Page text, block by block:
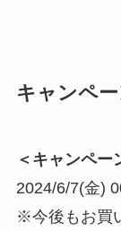
キャンペ
＜キャンペー
2024/6/7(金)
※今後もお買